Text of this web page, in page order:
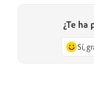
¿Te ha
Sí,